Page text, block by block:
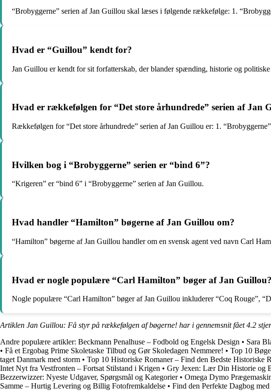
“Brobyggerne” serien af Jan Guillou skal læses i følgende rækkefølge: 1.
Hvad er “Guillou” kendt for?
Jan Guillou er kendt for sit forfatterskab, der blander spænding, historie og politiske
Hvad er rækkefølgen for “Det store århundrede” serien af Jan
Rækkefølgen for “Det store århundrede” serien af Jan Guillou er: 1.
Hvilken bog i “Brobyggerne” serien er “bind 6”?
“Krigeren” er “bind 6” i “Brobyggerne” serien af Jan Guillou.
Hvad handler “Hamilton” bøgerne af Jan Guillou om?
“Hamilton” bøgerne af Jan Guillou handler om en svensk agent ved navn Carl
Hvad er nogle populære “Carl Hamilton” bøger af Jan Guillou?
Nogle populære “Carl Hamilton” bøger af Jan Guillou inkluderer “Coq Rouge”,
Artiklen Jan Guillou: Få styr på rækkefølgen af bøgerne! har i gennemsnit fået4.2
Andre populære artikler: Beckmann Penalhuse – Fodbold og Engelsk Design • Sara
• Få et Ergobag Prime Skoletaske Tilbud og Gør Skoledagen Nemmere! • Top 10
taget Danmark med storm • Top 10 Historiske Romaner – Find den Bedste Historiske
Intet Nyt fra Vestfronten – Fortsat Stilstand i Krigen • Gry Jexen: Lær Din Historie og
Bezzerwizzer: Nyeste Udgaver, Spørgsmål og Kategorier• Omega Dymo
Samme – Hurtig Levering og Billig Fotofremkaldelse • Find den Perfekte Dagbog